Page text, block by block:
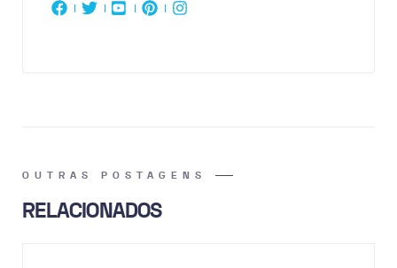
OUTRAS POSTAGENS
RELACIONADOS